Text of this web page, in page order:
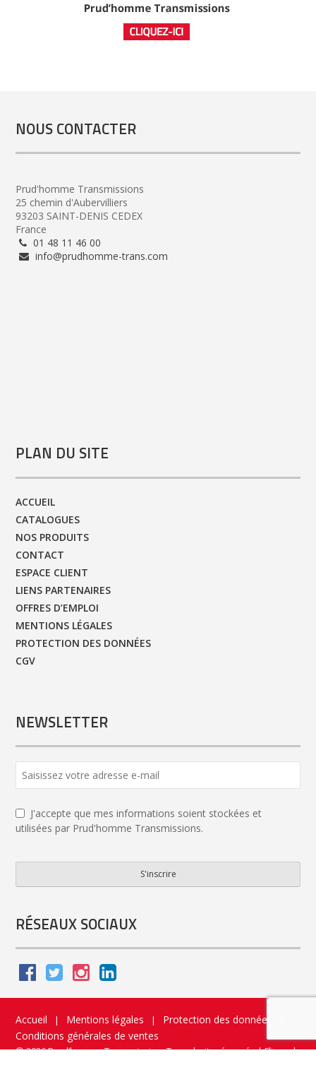
NOUS CONTACTER
Prud'homme Transmissions
25 chemin d'Aubervilliers
93203 SAINT-DENIS CEDEX
France
01 48 11 46 00
info@prudhomme-trans.com
PLAN DU SITE
ACCUEIL
CATALOGUES
NOS PRODUITS
CONTACT
ESPACE CLIENT
LIENS PARTENAIRES
OFFRES D’EMPLOI
MENTIONS LÉGALES
PROTECTION DES DONNÉES
CGV
NEWSLETTER
J'accepte que mes informations soient stockées et
utilisées par Prud'homme Transmissions.
S'inscrire
Website *
RÉSEAUX SOCIAUX
Accueil | Mentions légales | Protection des données
Conditions générales de ventes
© 2026 Prud’homme Transmission. Tous droits réservés|Flippad